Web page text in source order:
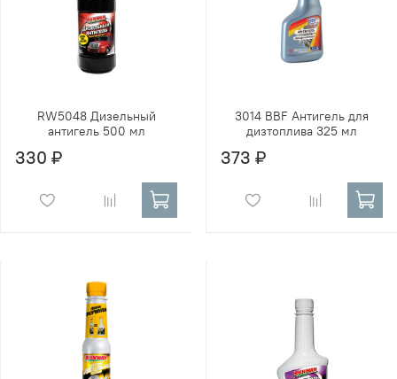
RW5048 Дизельный
антигель 500 мл
330 ₽
3014 BBF Антигель для
дизтоплива 325 мл
373 ₽